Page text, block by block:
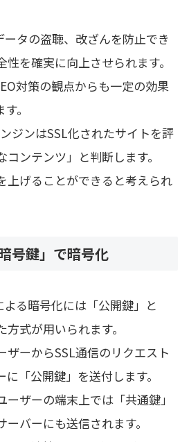
ータの盗聴、改ざんを防止でき
を確実に向上させられます。
対策の観点からも一定の効果
。
ジンはSSL化されたサイトを評
ンテンツ」と判断します。
上げることができると考えられ
号鍵」で暗号化
る暗号化には「公開鍵」と
方式が用いられます。
ザーからSSL通信のリクエスト
「公開鍵」を送付します。
ザーの端末上では「共通鍵」
バーにも送信されます。